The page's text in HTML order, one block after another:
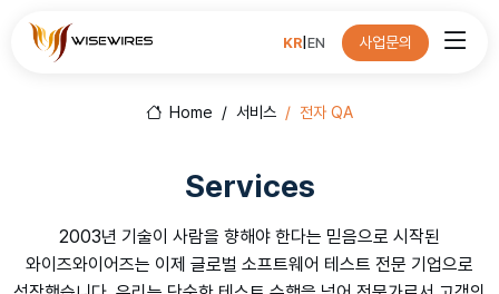
KR EN 사업문의
Home 서비스 전자 QA
Services
2003년 기술이 사람을 향해야 한다는 믿음으로 시작된
와이즈와이어즈는 이제 글로벌 소프트웨어 테스트 전문 기업으로